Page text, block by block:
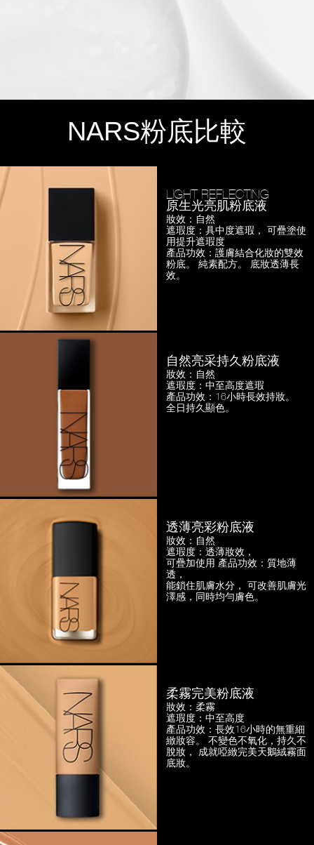
NARS粉底比較
LIGHT REFLECTING
原生光亮肌粉底液
妝效：自然
遮瑕度：具中度遮瑕， 可疊塗使
用提升遮瑕度
產品功效：護膚結合化妝的雙效
粉底。
純素配方。 底妝透薄長
效。
自然亮采持久粉底液
妝效：自然
遮瑕度：中至高度遮瑕
產品功效：16小時長效持妝。
全日持久顯色。
透薄亮彩粉底液
妝效：自然
遮瑕度：透薄妝效，
可疊加使用 產品功效：質地薄
透，
能鎖住肌膚水分， 可改善肌膚光
澤感， 同時均勻膚色。
柔霧完美粉底液
妝效：柔霧
遮瑕度：中至高度
產品功效：長效16小時的無重細
緻妝容。
不變色不氧化，持久不
脫妝，
成就啞緻完美天鵝絨霧面
底妝。